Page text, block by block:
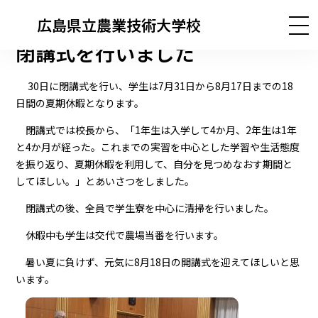
広島県立農業技術大学校
閉講式を行いました
30日に閉講式を行い、学生は7月31日から8月17日までの18
日間の夏期休暇となります。
閉講式では校長から、「1年生は入学して4か月、2年生は1年
と4か月が経った。これまでの実習を中心とした学習や生活態度
を振り返り、夏期休暇を利用して、自分を見つめなおす期間と
してほしい。」とあいさつをしました。
閉講式の後、全員で学生寮を中心に清掃を行いました。
休暇中も学生は交代で農場当番を行います。
暑い夏に負けず、元気に8月18日の開講式を迎えてほしいと思
います。